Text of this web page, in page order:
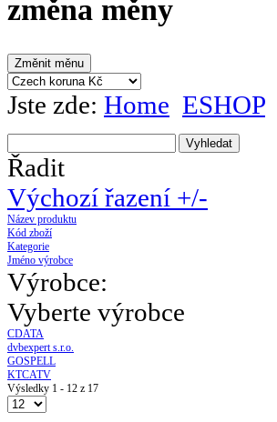
změna měny
Jste zde: Home ESHOP
Řadit
Výchozí řazení +/-
Název produktu
Kód zboží
Kategorie
Jméno výrobce
Výrobce:
Vyberte výrobce
CDATA
dvbexpert s.r.o.
GOSPELL
KTCATV
Výsledky 1 - 12 z 17